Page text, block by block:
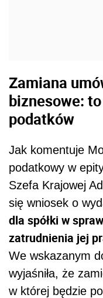
Zamiana
biznesowe:
podatków
Jak komentuje
podatkowy w
Szefa Krajowej
się wniosek o
dla spółki w
zatrudnienia jej
We wskazanym
wyjaśniła, że
w której będzie